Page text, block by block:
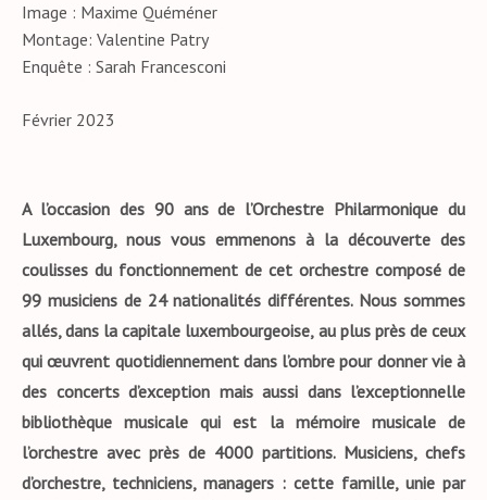
Image : Maxime Quéméner
Montage: Valentine Patry
Enquête : Sarah Francesconi
Février 2023
A l’occasion des 90 ans de l’Orchestre Philarmonique du
Luxembourg, nous vous emmenons à la découverte des
coulisses du fonctionnement de cet orchestre composé de
99 musiciens de 24 nationalités différentes. Nous sommes
allés, dans la capitale luxembourgeoise, au plus près de ceux
qui œuvrent quotidiennement dans l’ombre pour donner vie à
des concerts d’exception mais aussi dans l’exceptionnelle
bibliothèque musicale qui est la mémoire musicale de
l’orchestre avec près de 4000 partitions. Musiciens, chefs
d’orchestre, techniciens, managers : cette famille, unie par